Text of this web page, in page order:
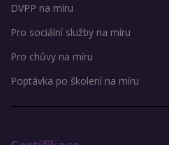
DVPP na míru
Pro sociální služby na míru
Pro chůvy na míru
Poptávka po školení na míru